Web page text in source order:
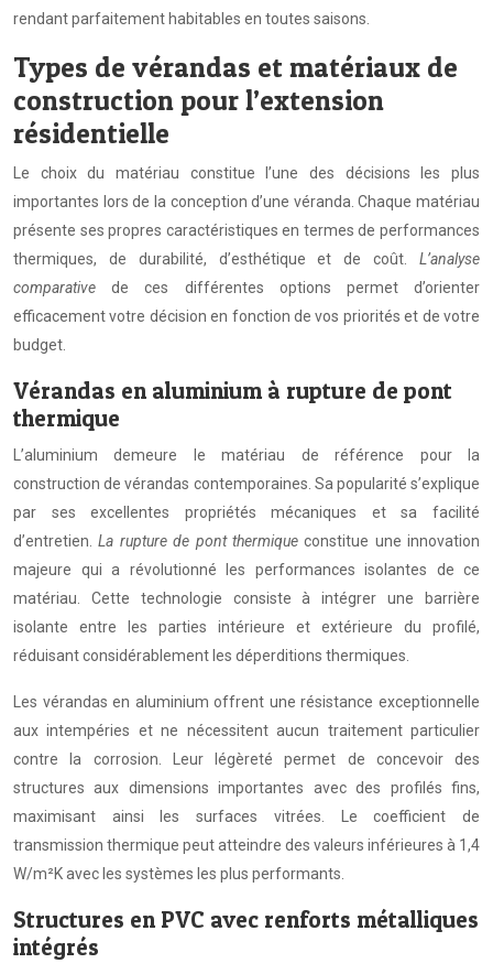
rendant parfaitement habitables en toutes saisons.
Types de vérandas et matériaux de
construction pour l’extension
résidentielle
Le choix du matériau constitue l’une des décisions les plus
importantes lors de la conception d’une véranda. Chaque matériau
présente ses propres caractéristiques en termes de performances
thermiques, de durabilité, d’esthétique et de coût. L’analyse
comparativede ces différentes options permet d’orienter
efficacement votre décision en fonction de vos priorités et de votre
budget.
Vérandas en aluminium à rupture de pont
thermique
L’aluminium demeure le matériau de référence pour la
construction de vérandas contemporaines. Sa popularité s’explique
par ses excellentes propriétés mécaniques et sa facilité
d’entretien.La rupture de pont thermiqueconstitue une innovation
majeure qui a révolutionné les performances isolantes de ce
matériau. Cette technologie consiste à intégrer une barrière
isolante entre les parties intérieure et extérieure du profilé,
réduisant considérablement les déperditions thermiques.
Les vérandas en aluminium offrent une résistance exceptionnelle
aux intempéries et ne nécessitent aucun traitement particulier
contre la corrosion. Leur légèreté permet de concevoir des
structures aux dimensions importantes avec des profilés fins,
maximisant ainsi les surfaces vitrées. Le coefficient de
transmission thermique peut atteindre des valeurs inférieures à 1,4
W/m²K avec les systèmes les plus performants.
Structures en PVC avec renforts métalliques
intégrés